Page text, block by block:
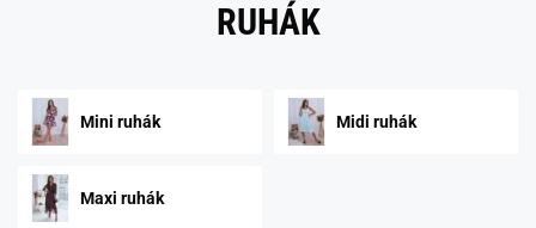
RUHÁK
Mini ruhák Midi ruhák
Maxi ruhák